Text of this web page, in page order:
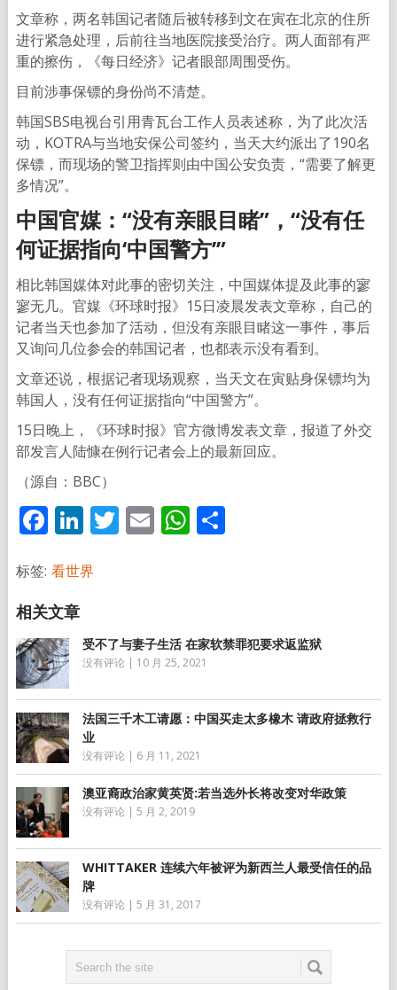
文章称，两名韩国记者随后被转移到文在寅在北京的住所
进行紧急处理，后前往当地医院接受治疗。两人面部有严
重的擦伤，《每日经济》记者眼部周围受伤。
目前涉事保镖的身份尚不清楚。
韩国SBS电视台引用青瓦台工作人员表述称，为了此次活
动，KOTRA与当地安保公司签约，当天大约派出了190名
保镖，而现场的警卫指挥则由中国公安负责，“需要了解更
多情况”。
中国官媒：“没有亲眼目睹”，“没有任
何证据指向‘中国警方’”
相比韩国媒体对此事的密切关注，中国媒体提及此事的寥
寥无几。官媒《环球时报》15日凌晨发表文章称，自己的
记者当天也参加了活动，但没有亲眼目睹这一事件，事后
又询问几位参会的韩国记者，也都表示没有看到。
文章还说，根据记者现场观察，当天文在寅贴身保镖均为
韩国人，没有任何证据指向“中国警方”。
15日晚上，《环球时报》官方微博发表文章，报道了外交
部发言人陆慷在例行记者会上的最新回应。
（源自：BBC）
Facebook
LinkedIn
Twitter
EmailWhatsApp
分
标签: 看世界
受不了与妻子生活 在家软禁罪犯要求返监狱
没有评论 | 10 月 25, 2021
法国三千木工请愿：中国买走太多橡木 请政府拯救行
业
没有评论 | 6 月 11, 2021
澳亚裔政治家黄英贤:若当选外长将改变对华政策
没有评论 | 5 月 2, 2019
WHITTAKER 连续六年被评为新西兰人最受信任的品
牌
没有评论 | 5 月 31, 2017